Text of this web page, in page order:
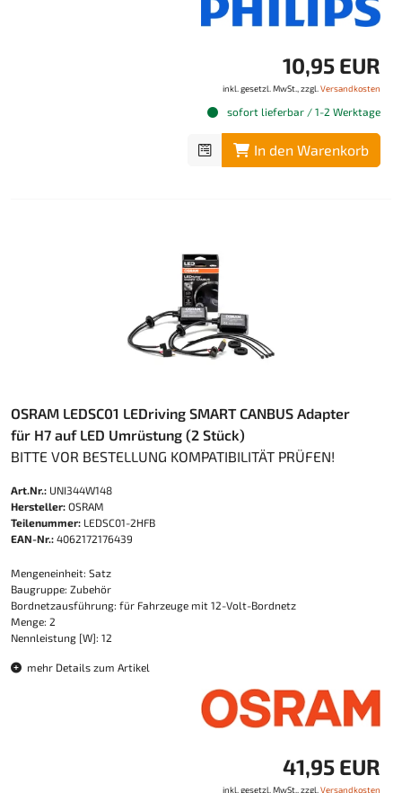
10,95 EUR
inkl. gesetzl. MwSt., zzgl. Versandkosten
sofort lieferbar / 1-2 Werktage
In den Warenkorb
OSRAM LEDSC01 LEDriving SMART CANBUS Adapter
für H7 auf LED Umrüstung (2 Stück)
BITTE VOR BESTELLUNG KOMPATIBILITÄT PRÜFEN!
Art.Nr.: UNI344W148
Hersteller: OSRAM
Teilenummer: LEDSC01-2HFB
EAN-Nr.: 4062172176439
Mengeneinheit: Satz
Baugruppe: Zubehör
Bordnetzausführung: für Fahrzeuge mit 12-Volt-Bordnetz
Menge: 2
Nennleistung [W]: 12
mehr Details zum Artikel
41,95 EUR
inkl. gesetzl. MwSt., zzgl. Versandkosten